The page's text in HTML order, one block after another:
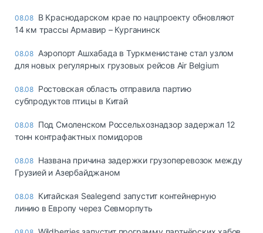
08.08 В Краснодарском крае по нацпроекту обновляют
14 км трассы Армавир – Курганинск
08.08 Аэропорт Ашхабада в Туркменистане стал узлом
для новых регулярных грузовых рейсов Air Belgium
08.08 Ростовская область отправила партию
субпродуктов птицы в Китай
08.08 Под Смоленском Россельхознадзор задержал 12
тонн контрафактных помидоров
08.08 Названа причина задержки грузоперевозок между
Грузией и Азербайджаном
08.08 Китайская Sealegend запустит контейнерную
линию в Европу через Севморпуть